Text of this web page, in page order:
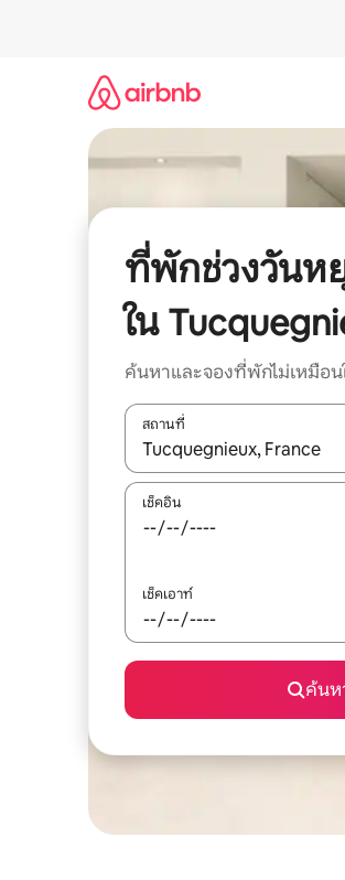
ที่พักช่วงวัน
ใน
ค้นหาและจองที่พักไม่เหมือน
สถานที่
ใช้ลูกศรขึ้นลง หรือใช้การสัม
เช็คอิน
เช็คเอาท์
ค้นห